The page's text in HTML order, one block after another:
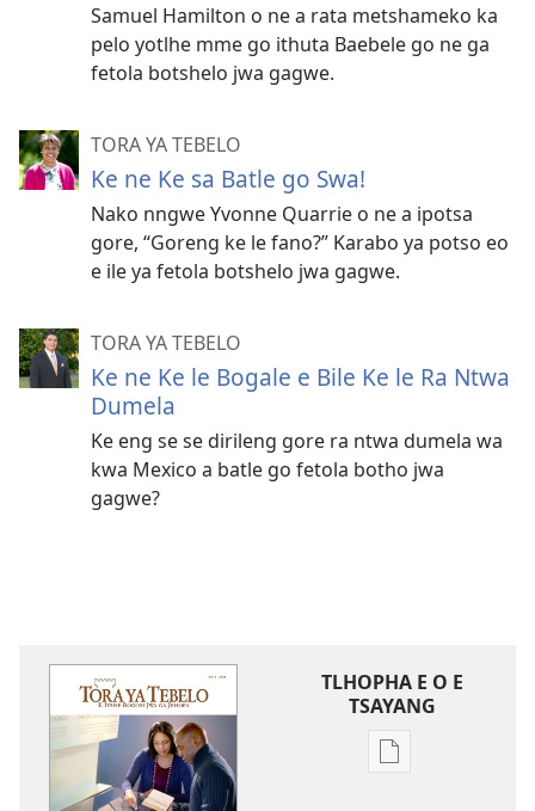
Samuel Hamilton o ne a rata metshameko ka
pelo yotlhe mme go ithuta Baebele go ne ga
fetola botshelo jwa gagwe.
TORA YA TEBELO
Ke ne Ke sa Batle go Swa!
Nako nngwe Yvonne Quarrie o ne a ipotsa
gore, “Goreng ke le fano?” Karabo ya potso eo
e ile ya fetola botshelo jwa gagwe.
TORA YA TEBELO
Ke ne Ke le Bogale e Bile Ke le Ra Ntwa
Dumela
Ke eng se se dirileng gore ra ntwa dumela wa
kwa Mexico a batle go fetola botho jwa
gagwe?
TLHOPHA E O E
TSAYANG
Ditsela